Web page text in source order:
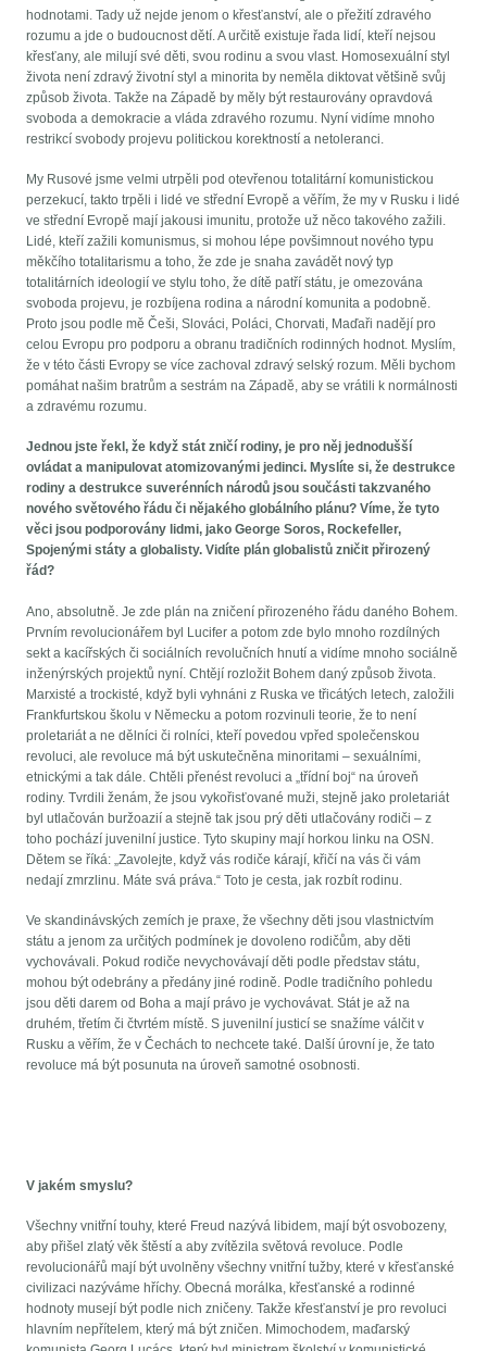
hodnotami. Tady už nejde jenom o křesťanství, ale o přežití zdravého
rozumu a jde o budoucnost dětí. A určitě existuje řada lidí, kteří nejsou
křesťany, ale milují své děti, svou rodinu a svou vlast. Homosexuální styl
života není zdravý životní styl a minorita by neměla diktovat většině svůj
způsob života. Takže na Západě by měly být restaurovány opravdová
svoboda a demokracie a vláda zdravého rozumu. Nyní vidíme mnoho
restrikcí svobody projevu politickou korektností a netoleranci.
My Rusové jsme velmi utrpěli pod otevřenou totalitární komunistickou
perzekucí, takto trpěli i lidé ve střední Evropě a věřím, že my v Rusku i lidé
ve střední Evropě mají jakousi imunitu, protože už něco takového zažili.
Lidé, kteří zažili komunismus, si mohou lépe povšimnout nového typu
měkčího totalitarismu a toho, že zde je snaha zavádět nový typ
totalitárních ideologií ve stylu toho, že dítě patří státu, je omezována
svoboda projevu, je rozbíjena rodina a národní komunita a podobně.
Proto jsou podle mě Češi, Slováci, Poláci, Chorvati, Maďaři nadějí pro
celou Evropu pro podporu a obranu tradičních rodinných hodnot. Myslím,
že v této části Evropy se více zachoval zdravý selský rozum. Měli bychom
pomáhat našim bratrům a sestrám na Západě, aby se vrátili k normálnosti
a zdravému rozumu.
Jednou jste řekl, že když stát zničí rodiny, je pro něj jednodušší
ovládat a manipulovat atomizovanými jedinci. Myslíte si, že destrukce
rodiny a destrukce suverénních národů jsou součásti takzvaného
nového světového řádu či nějakého globálního plánu? Víme, že tyto
věci jsou podporovány lidmi, jako George Soros, Rockefeller,
Spojenými státy a globalisty. Vidíte plán globalistů zničit přirozený
řád?
Ano, absolutně. Je zde plán na zničení přirozeného řádu daného Bohem.
Prvním revolucionářem byl Lucifer a potom zde bylo mnoho rozdílných
sekt a kacířských či sociálních revolučních hnutí a vidíme mnoho sociálně
inženýrských projektů nyní. Chtějí rozložit Bohem daný způsob života.
Marxisté a trockisté, když byli vyhnáni z Ruska ve třicátých letech, založili
Frankfurtskou školu v Německu a potom rozvinuli teorie, že to není
proletariát a ne dělníci či rolníci, kteří povedou vpřed společenskou
revoluci, ale revoluce má být uskutečněna minoritami – sexuálními,
etnickými a tak dále. Chtěli přenést revoluci a „třídní boj“ na úroveň
rodiny. Tvrdili ženám, že jsou vykořisťované muži, stejně jako proletariát
byl utlačován buržoazií a stejně tak jsou prý děti utlačovány rodiči – z
toho pochází juvenilní justice. Tyto skupiny mají horkou linku na OSN.
Dětem se říká: „Zavolejte, když vás rodiče kárají, křičí na vás či vám
nedají zmrzlinu. Máte svá práva.“ Toto je cesta, jak rozbít rodinu.
Ve skandinávských zemích je praxe, že všechny děti jsou vlastnictvím
státu a jenom za určitých podmínek je dovoleno rodičům, aby děti
vychovávali. Pokud rodiče nevychovávají děti podle představ státu,
mohou být odebrány a předány jiné rodině. Podle tradičního pohledu
jsou děti darem od Boha a mají právo je vychovávat. Stát je až na
druhém, třetím či čtvrtém místě. S juvenilní justicí se snažíme válčit v
Rusku a věřím, že v Čechách to nechcete také. Další úrovní je, že tato
revoluce má být posunuta na úroveň samotné osobnosti.
V jakém smyslu?
Všechny vnitřní touhy, které Freud nazývá libidem, mají být osvobozeny,
aby přišel zlatý věk štěstí a aby zvítězila světová revoluce. Podle
revolucionářů mají být uvolněny všechny vnitřní tužby, které v křesťanské
civilizaci nazýváme hříchy. Obecná morálka, křesťanské a rodinné
hodnoty musejí být podle nich zničeny. Takže křesťanství je pro revoluci
hlavním nepřítelem, který má být zničen. Mimochodem, maďarský